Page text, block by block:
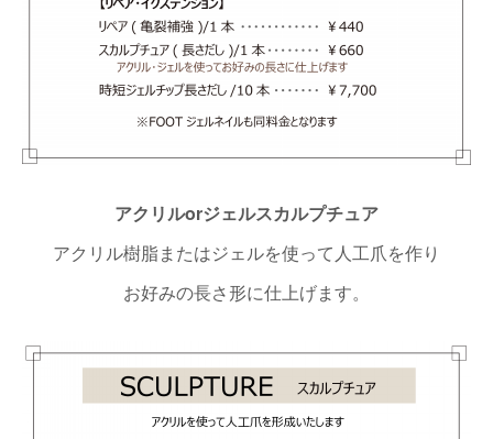
アクリルorジェルスカルプチュア
アクリル樹脂またはジェルを使って人工爪を作り
お好みの長さ形に仕上げます。